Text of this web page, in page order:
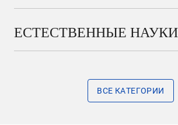
ЕСТЕСТВЕННЫЕ
ВСЕ КАТЕГОРИИ